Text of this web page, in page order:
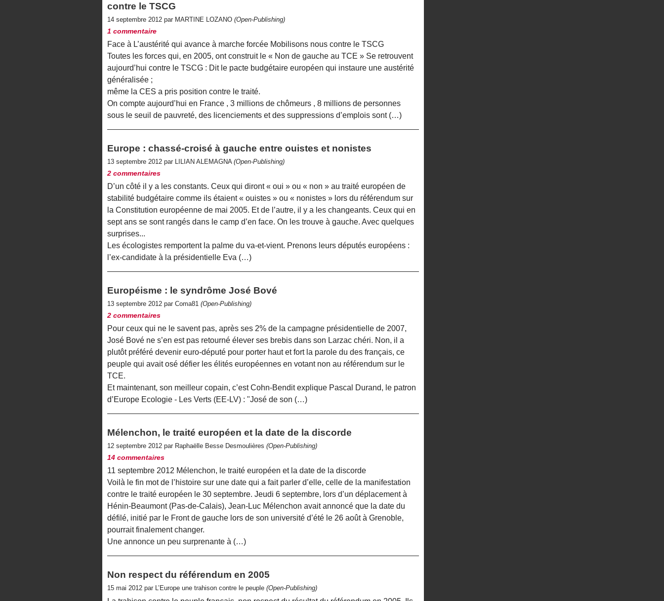
contre le TSCG
14 septembre 2012 par MARTINE LOZANO (Open-Publishing)
1 commentaire
Face à L’austérité qui avance à marche forcée Mobilisons nous contre le TSCG
Toutes les forces qui, en 2005, ont construit le « Non de gauche au TCE » Se retrouvent
aujourd’hui contre le TSCG : Dit le pacte budgétaire européen qui instaure une austérité
généralisée ;
même la CES a pris position contre le traité.
On compte aujourd’hui en France , 3 millions de chômeurs , 8 millions de personnes
sous le seuil de pauvreté, des licenciements et des suppressions d’emplois sont (…)
Europe : chassé-croisé à gauche entre ouistes et nonistes
13 septembre 2012 par LILIAN ALEMAGNA (Open-Publishing)
2 commentaires
D’un côté il y a les constants. Ceux qui diront « oui » ou « non » au traité européen de
stabilité budgétaire comme ils étaient « ouistes » ou « nonistes » lors du référendum sur
la Constitution européenne de mai 2005. Et de l’autre, il y a les changeants. Ceux qui en
sept ans se sont rangés dans le camp d’en face. On les trouve à gauche. Avec quelques
surprises...
Les écologistes remportent la palme du va-et-vient. Prenons leurs députés européens :
l’ex-candidate à la présidentielle Eva (…)
Européisme : le syndrôme José Bové
13 septembre 2012 par Coma81 (Open-Publishing)
2 commentaires
Pour ceux qui ne le savent pas, après ses 2% de la campagne présidentielle de 2007,
José Bové ne s’en est pas retourné élever ses brebis dans son Larzac chéri. Non, il a
plutôt préféré devenir euro-député pour porter haut et fort la parole du des français, ce
peuple qui avait osé défier les élités européennes en votant non au référendum sur le
TCE.
Et maintenant, son meilleur copain, c’est Cohn-Bendit explique Pascal Durand, le patron
d’Europe Ecologie - Les Verts (EE-LV) : "José de son (…)
Mélenchon, le traité européen et la date de la discorde
12 septembre 2012 par Raphaëlle Besse Desmoulières (Open-Publishing)
14 commentaires
11 septembre 2012 Mélenchon, le traité européen et la date de la discorde
Voilà le fin mot de l’histoire sur une date qui a fait parler d’elle, celle de la manifestation
contre le traité européen le 30 septembre. Jeudi 6 septembre, lors d’un déplacement à
Hénin-Beaumont (Pas-de-Calais), Jean-Luc Mélenchon avait annoncé que la date du
défilé, initié par le Front de gauche lors de son université d’été le 26 août à Grenoble,
pourrait finalement changer.
Une annonce un peu surprenante à (…)
Non respect du référendum en 2005
15 mai 2012 par L’Europe une trahison contre le peuple (Open-Publishing)